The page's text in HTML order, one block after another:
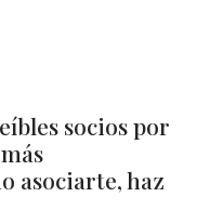
socios por
asociarte, haz